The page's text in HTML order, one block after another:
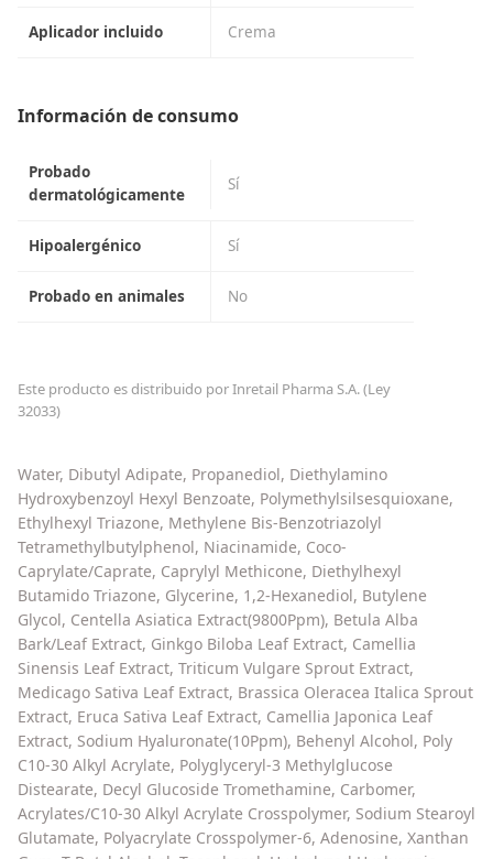
Aplicador incluido Crema
Información de consumo
Probado
dermatológicamente
Sí
Hipoalergénico Sí
Probado en animales No
Este producto es distribuido por Inretail Pharma S.A. (Ley
32033)
Water, Dibutyl Adipate, Propanediol, Diethylamino
Hydroxybenzoyl Hexyl Benzoate, Polymethylsilsesquioxane,
Ethylhexyl Triazone, Methylene Bis-Benzotriazolyl
Tetramethylbutylphenol, Niacinamide, Coco-
Caprylate/Caprate, Caprylyl Methicone, Diethylhexyl
Butamido Triazone, Glycerine, 1,2-Hexanediol, Butylene
Glycol, Centella Asiatica Extract(9800Ppm), Betula Alba
Bark/Leaf Extract, Ginkgo Biloba Leaf Extract, Camellia
Sinensis Leaf Extract, Triticum Vulgare Sprout Extract,
Medicago Sativa Leaf Extract, Brassica Oleracea Italica Sprout
Extract, Eruca Sativa Leaf Extract, Camellia Japonica Leaf
Extract, Sodium Hyaluronate(10Ppm), Behenyl Alcohol, Poly
C10-30 Alkyl Acrylate, Polyglyceryl-3 Methylglucose
Distearate, Decyl Glucoside Tromethamine, Carbomer,
Acrylates/C10-30 Alkyl Acrylate Crosspolymer, Sodium Stearoyl
Glutamate, Polyacrylate Crosspolymer-6, Adenosine, Xanthan